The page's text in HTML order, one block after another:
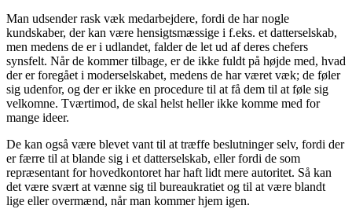
Man udsender rask væk medarbejdere, fordi de har nogle
kundskaber, der kan være hensigtsmæssige i f.eks. et datterselskab,
men medens de er i udlandet, falder de let ud af deres chefers
synsfelt. Når de kommer tilbage, er de ikke fuldt på højde med, hvad
der er foregået i moderselskabet, medens de har været væk; de føler
sig udenfor, og der er ikke en procedure til at få dem til at føle sig
velkomne. Tværtimod, de skal helst heller ikke komme med for
mange ideer.
De kan også være blevet vant til at træffe beslutninger selv, fordi der
er færre til at blande sig i et datterselskab, eller fordi de som
repræsentant for hovedkontoret har haft lidt mere autoritet. Så kan
det være svært at vænne sig til bureaukratiet og til at være blandt
lige eller overmænd, når man kommer hjem igen.